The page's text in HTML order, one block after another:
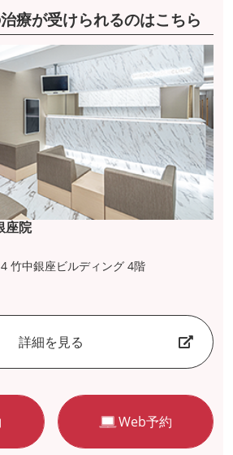
療が受けられるのはこちら
座院
竹中銀座ビルディング 4階
詳細を見る
Web予約